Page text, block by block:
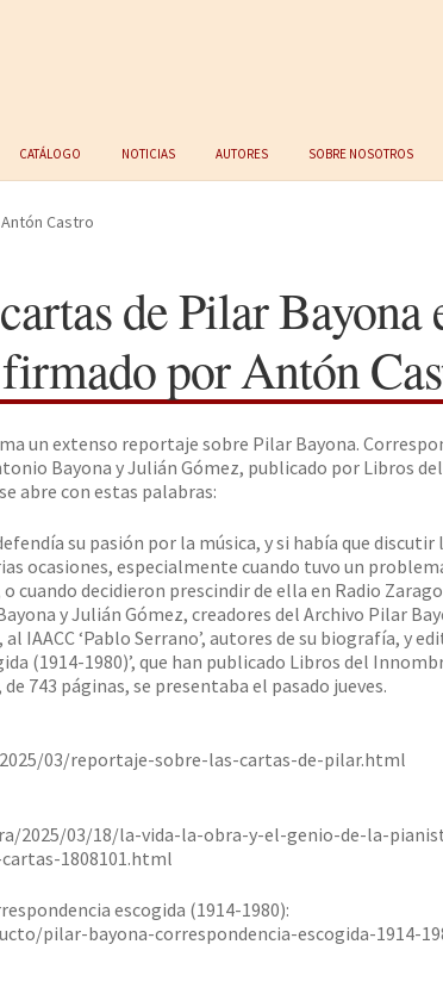
Catálogo Noticias Autores Sobre nosotros
Castro
de Pilar Bayona
por Antón
un extenso reportaje sobre Pilar Bayona.
Bayona y Julián Gómez, publicado por Libros
abre con estas palabras:
su pasión por la música, y si había que discutir
ocasiones, especialmente cuando tuvo un
cuando decidieron prescindir de ella en Radio
y Julián Gómez, creadores del Archivo Pilar
IAACC ‘Pablo Serrano’, autores de su biografía, y
(1914-1980)’, que han publicado Libros del
743 páginas, se presentaba el pasado jueves.
03/reportaje-sobre-las-cartas-de-pilar.html
2025/03/18/la-vida-la-obra-y-el-genio-de-la-
1808101.html
escogida (1914-1980):
pilar-bayona-correspondencia-escogida-1914-